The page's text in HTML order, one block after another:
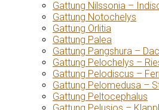
Gattung Nilssonia –
Gattung Notochelys
Gattung Orlitia
Gattung Palea
Gattung Pangshura –
Gattung Pelochelys –
Gattung Pelodiscus –
Gattung Pelomedusa –
Gattung Peltocephalus